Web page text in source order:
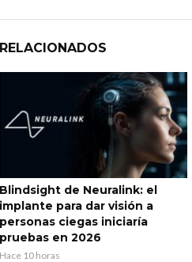
RELACIONADOS
Blindsight de Neuralink: el
implante para dar visión a
personas ciegas iniciaría
pruebas en 2026
Hace 10 horas